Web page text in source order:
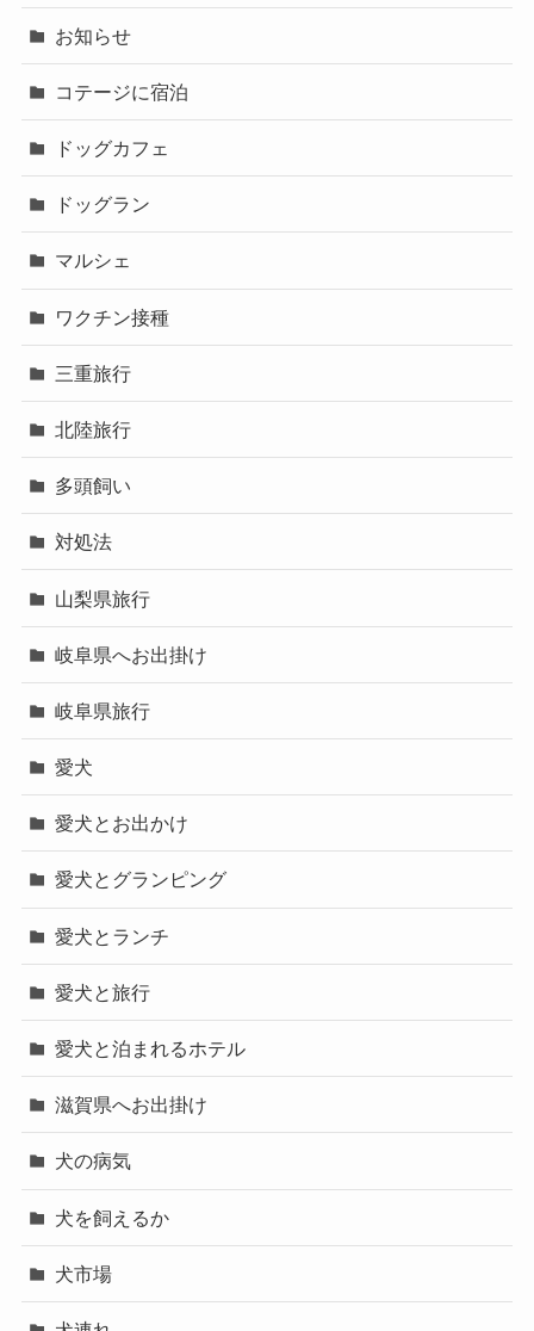
お知らせ
コテージに宿泊
ドッグカフェ
ドッグラン
マルシェ
ワクチン接種
三重旅行
北陸旅行
多頭飼い
対処法
山梨県旅行
岐阜県へお出掛け
岐阜県旅行
愛犬
愛犬とお出かけ
愛犬とグランピング
愛犬とランチ
愛犬と旅行
愛犬と泊まれるホテル
滋賀県へお出掛け
犬の病気
犬を飼えるか
犬市場